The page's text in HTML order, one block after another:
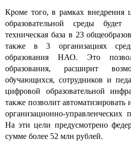
Кроме того, в рамках внедрения
образовательной среды будет
техническая база в 23
также в 3 организациях
образования НАО. Это
образования, расширит
обучающихся, сотрудников и
цифровой образовательной
также позволит
организационно-управленческих
На эти цели предусмотрено
сумме более 52 млн рублей.